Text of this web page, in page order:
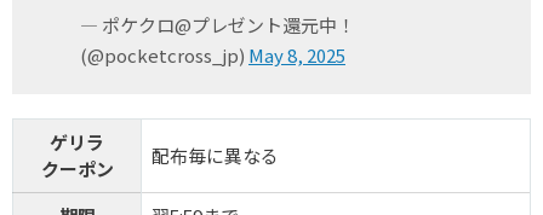
— ポケクロ@プレゼント還元中！
(@pocketcross_jp) May 8, 2025
ゲリラ
クーポン
配布毎に異なる